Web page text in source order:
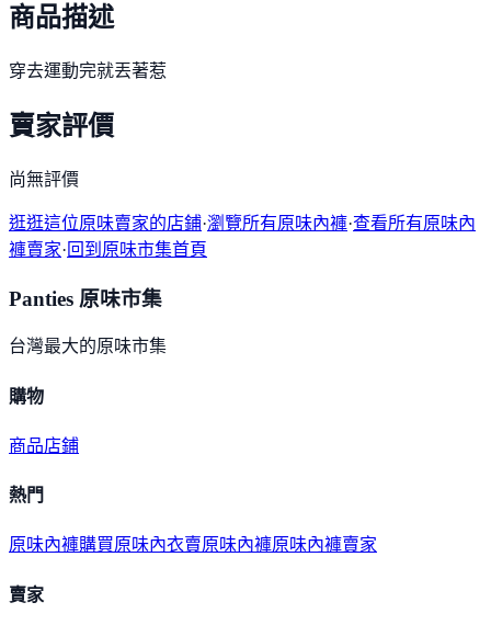
商品描述
穿去運動完就丟著惹
賣家評價
尚無評價
逛逛這位原味賣家的店鋪·瀏覽所有原味內褲·查看所有原味內
褲賣家·回到原味市集首頁
Panties 原味市集
台灣最大的原味市集
購物
商品店鋪
熱門
原味內褲購買原味內衣賣原味內褲原味內褲賣家
賣家